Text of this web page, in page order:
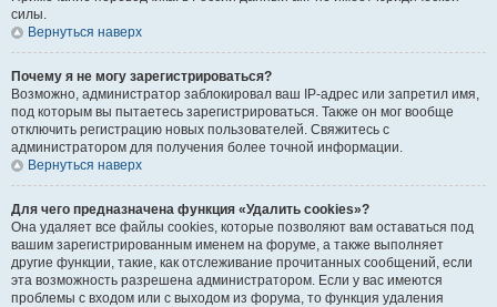
силы.
Вернуться наверх
Почему я не могу зарегистрироваться?
Возможно, администратор заблокировал ваш IP-адрес или запретил имя,
под которым вы пытаетесь зарегистрироваться. Также он мог вообще
отключить регистрацию новых пользователей. Свяжитесь с
администратором для получения более точной информации.
Вернуться наверх
Для чего предназначена функция «Удалить cookies»?
Она удаляет все файлы cookies, которые позволяют вам оставаться под
вашим зарегистрированным именем на форуме, а также выполняет
другие функции, такие, как отслеживание прочитанных сообщений, если
эта возможность разрешена администратором. Если у вас имеются
проблемы с входом или с выходом из форума, то функция удаления